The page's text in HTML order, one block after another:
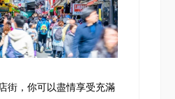
街，你可以盡情享受充滿